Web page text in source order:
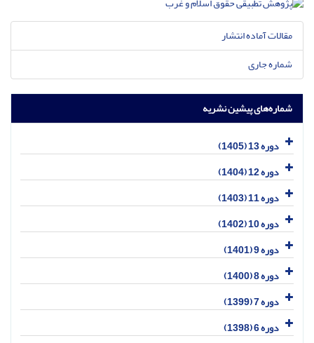
مقالات آماده انتشار
شماره جاری
شماره‌های پیشین نشریه
دوره 13 (1405)
دوره 12 (1404)
دوره 11 (1403)
دوره 10 (1402)
دوره 9 (1401)
دوره 8 (1400)
دوره 7 (1399)
دوره 6 (1398)